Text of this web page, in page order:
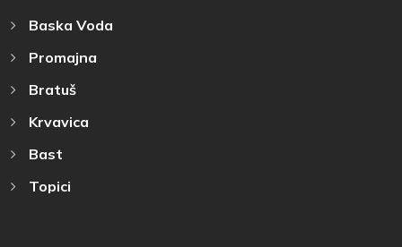
Baska Voda
Promajna
Bratuš
Krvavica
Bast
Topici